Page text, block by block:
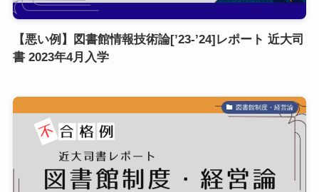
【悪い例】図書館情報技術論[’23-’24]レポート 近大司
書 2023年4月入学
図書館制度・経営論